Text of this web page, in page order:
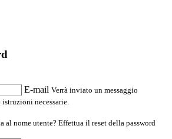
E-mail Verrà inviato un messaggio
necessarie.
al nome utente? Effettua il reset della password